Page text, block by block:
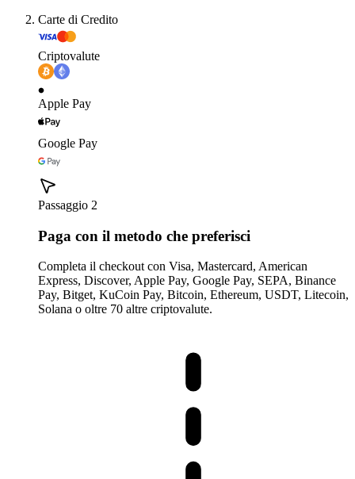
Carte di Credito
Criptovalute
Apple Pay
Google Pay
Passaggio 2
Paga con il metodo che preferisci
Completa il checkout con Visa, Mastercard, American
Express, Discover, Apple Pay, Google Pay, SEPA, Binance
Pay, Bitget, KuCoin Pay, Bitcoin, Ethereum, USDT, Litecoin,
Solana o oltre 70 altre criptovalute.